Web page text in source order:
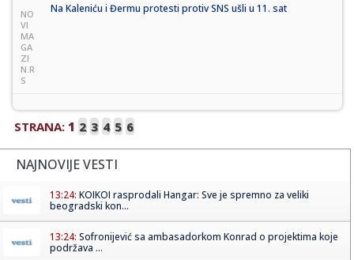
NO
VI
MA
GA
ZI
N.R
S
Na Kaleniću i Đermu protesti protiv SNS ušli u 11. sat
STRANA: 1 2 3 4 5 6
NAJNOVIJE VESTI
13:24: KOIKOI rasprodali Hangar: Sve je spremno za veliki
beogradski kon...
13:24: Sofronijević sa ambasadorkom Konrad o projektima koje
podržava ...